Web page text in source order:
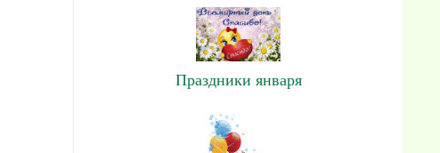
Праздники января